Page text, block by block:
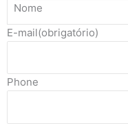
Nome
E-mail(obrigatório)
Phone